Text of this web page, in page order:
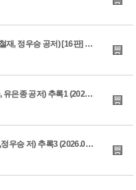
[정오표] 2026 세무회계 기출실록 (이철재, 정우승 공저) [16판] 1쇄 (2026.06.25)
[추록] 2026 세법개론 (이철재, 정우승, 유은종 공저) 추록1 (2026.06.23)
[추록] 2026 세무회계연습1,2 (이철재,정우승 저) 추록3 (2026.06.18)